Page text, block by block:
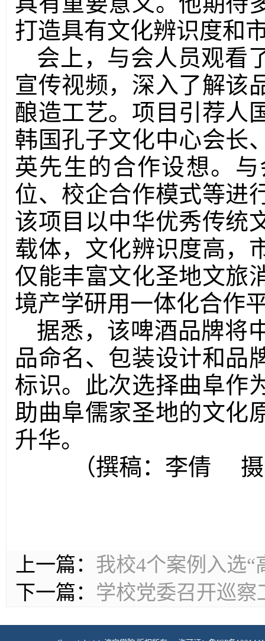
打造具有文化辨识度和
会上，与会人员观看
宣传视频，深入了解该
酿造工艺。项目引荐人
韩国孔子文化中心会长
英先生的合作设想。
位、校企合作模式等进
该项目以中华优秀传统
载体，文化辨识度高，
仅能丰富文化圣地文旅
境产学研用一体化合作
据悉，该啤酒品牌将
品命名、包装设计和品
标识。此次选择曲阜作
助曲阜儒家圣地的文化
升华。
（撰稿：李倩
上一篇： 我校4个案例入选“
下一篇： 学校党委召开巡